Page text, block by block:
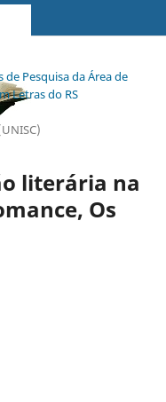
Pesquisa da Área de
Letras do RS
literária na
Os